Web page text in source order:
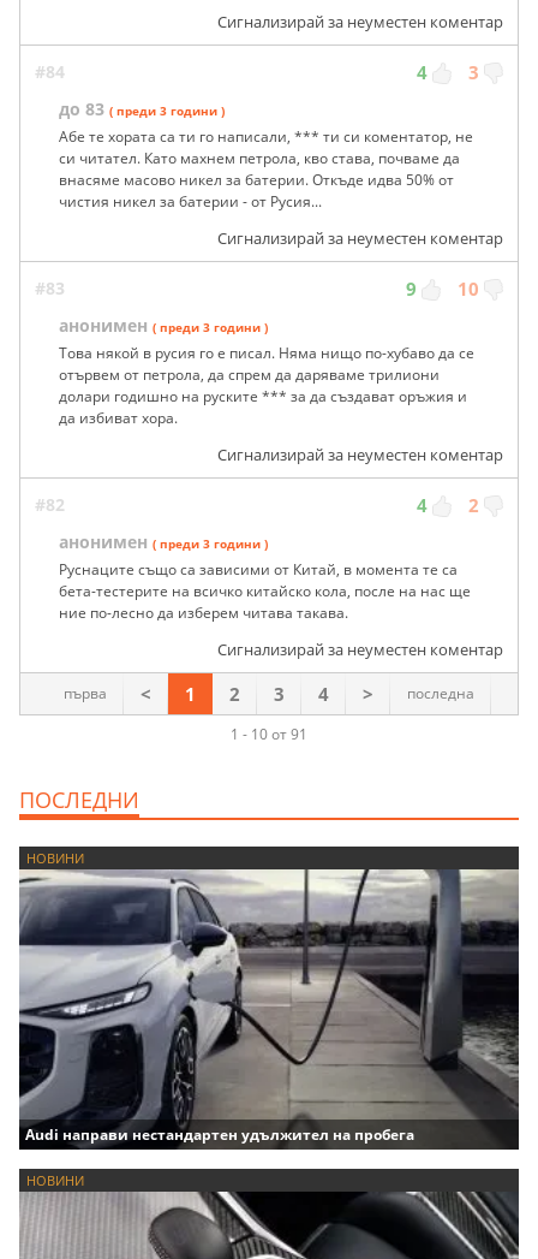
Сигнализирай за неуместен коментар
#84 4 3
до 83 ( преди 3 години )
Абе те хората са ти го написали, *** ти си коментатор, не
си читател. Като махнем петрола, кво става, почваме да
внасяме масово никел за батерии. Откъде идва 50% от
чистия никел за батерии - от Русия...
Сигнализирай за неуместен коментар
#83 9 10
анонимен ( преди 3 години )
Това някой в русия го е писал. Няма нищо по-хубаво да се
отървем от петрола, да спрем да даряваме трилиони
долари годишно на руските *** за да създават оръжия и
да избиват хора.
Сигнализирай за неуместен коментар
#82 4 2
анонимен ( преди 3 години )
Руснаците също са зависими от Китай, в момента те са
бета-тестерите на всичко китайско кола, после на нас ще
ние по-лесно да изберем читава такава.
Сигнализирай за неуместен коментар
1 - 10 от 91
първа < 1 2 3 4 > последна
ПОСЛЕДНИ
НОВИНИ
Audi направи нестандартен удължител на пробега
НОВИНИ